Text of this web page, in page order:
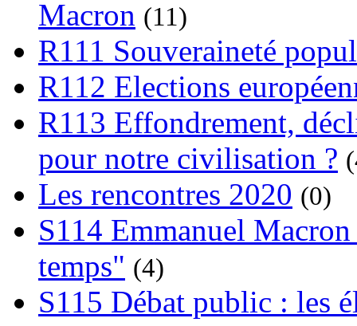
Macron (11)
R111 Souveraineté
R112 Elections
R113 Effondrement,
pour notre civilisation ?
Les rencontres 2020 (0)
S114 Emmanuel
temps" (4)
S115 Débat public : les